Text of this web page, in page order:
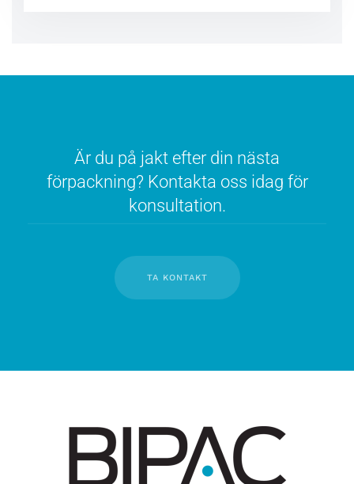
Är du på jakt efter din nästa
förpackning? Kontakta oss idag för
konsultation.
TA KONTAKT